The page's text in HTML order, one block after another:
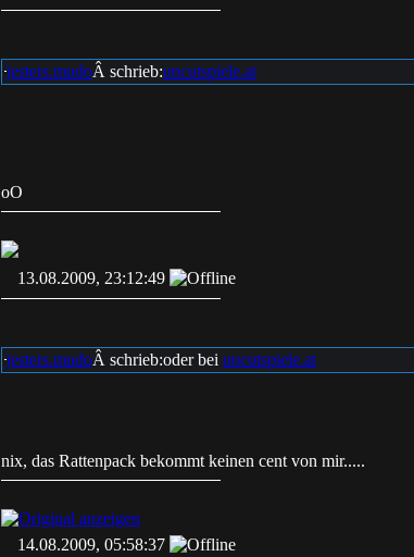
jesters.mudoÂ schrieb:uncutspiele.at
oO
13.08.2009, 23:12:49
jesters.mudoÂ schrieb:oder bei uncutspiele.at
nix, das Rattenpack bekommt keinen cent von mir.....
14.08.2009, 05:58:37